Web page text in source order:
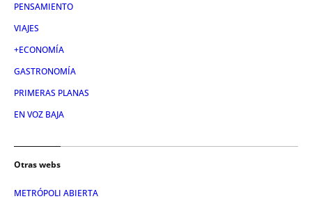
PENSAMIENTO
VIAJES
+ECONOMÍA
GASTRONOMÍA
PRIMERAS PLANAS
EN VOZ BAJA
Otras webs
METRÓPOLI ABIERTA